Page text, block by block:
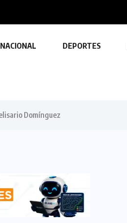
DEPORTES
Domínguez
TECNOLOGÍA
23 FEBRERO, 2024